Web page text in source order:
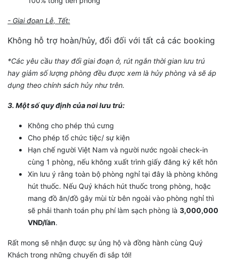
- Giai đoạn Lễ, Tết:
Không hỗ trợ hoàn/hủy, đổi đối với tất cả các booking
*Các yêu cầu thay đổi giai đoạn ở, rút ngắn thời gian lưu trú
hay giảm số lượng phòng đều được xem là hủy phòng và sẽ áp
dụng theo chính sách hủy như trên.
3. Một số quy định của nơi lưu trú:
Không cho phép thú cưng
Cho phép tổ chức tiệc/ sự kiện
Hạn chế người Việt Nam và người nước ngoài check-in
cùng 1 phòng, nếu không xuất trình giấy đăng ký kết hôn
Xin lưu ý rằng toàn bộ phòng nghỉ tại đây là phòng không
hút thuốc. Nếu Quý khách hút thuốc trong phòng, hoặc
mang đồ ăn/đồ gây mùi từ bên ngoài vào phòng nghỉ thì
sẽ phải thanh toán phụ phí làm sạch phòng là 3,000,000
VND/lần.
Rất mong sẽ nhận được sự ủng hộ và đồng hành cùng Quý
Khách trong những chuyến đi sắp tới!